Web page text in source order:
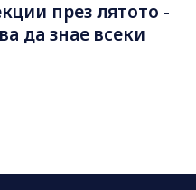
през лятотo -
да знае всеки